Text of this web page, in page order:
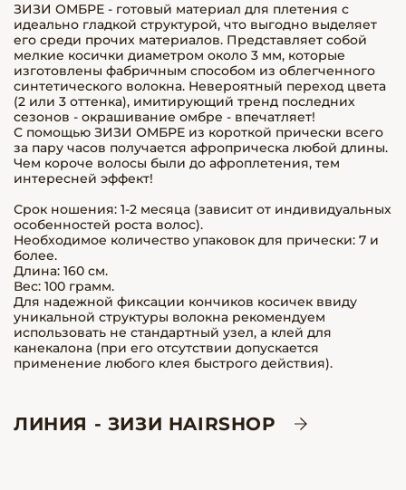
ЗИЗИ ОМБРЕ - готовый материал для плетения с
идеально гладкой структурой, что выгодно выделяет
его среди прочих материалов. Представляет собой
мелкие косички диаметром около 3 мм, которые
изготовлены фабричным способом из облегченного
синтетического волокна. Невероятный переход цвета
(2 или 3 оттенка), имитирующий тренд последних
сезонов - окрашивание омбре - впечатляет!
С помощью ЗИЗИ ОМБРЕ из короткой прически всего
за пару часов получается афроприческа любой длины.
Чем короче волосы были до афроплетения, тем
интересней эффект!
Срок ношения: 1-2 месяца (зависит от индивидуальных
особенностей роста волос).
Необходимое количество упаковок для прически: 7 и
более.
Длина: 160 см.
Вес: 100 грамм.
Для надежной фиксации кончиков косичек ввиду
уникальной структуры волокна рекомендуем
использовать не стандартный узел, а клей для
канекалона (при его отсутствии допускается
применение любого клея быстрого действия).
ЛИНИЯ - ЗИЗИ HAIRSHOP